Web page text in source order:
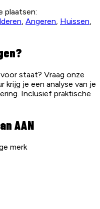
plaatsen:
, Angeren, Huissen,
staat? Vraag onze
krijg je een analyse van je
Inclusief praktische
AAN
merk